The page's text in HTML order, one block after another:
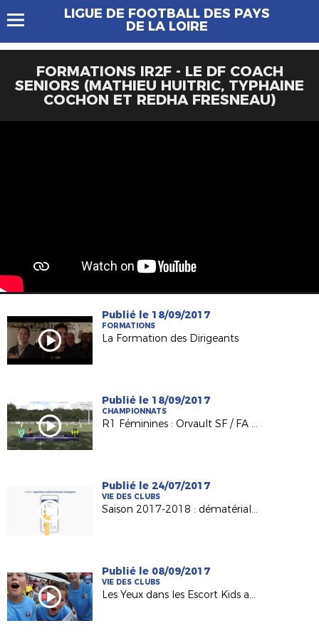
LIGUE DE FOOTBALL DES PAYS
DE LA LOIRE
FORMATIONS IR2F - LE DF COACH
SENIORS (MATHIEU HUITRIC, TYPHAINE
COCHON ET REDHA FRESNEAU)
Publié le 18/09/2017
FORMATIONS
La Formation des Dirigeants
Publié le 18/09/2017
CHAMPIONNATS
R1 Féminines : Orvault SF / FA Laval (2-0)
Publié le 24/07/2017
VIE DES CLUBS
Saison 2017-2018 : dématérialisation du support de licence
Publié le 08/09/2017
VIE DES CLUBS
Les Yeux dans les Escort Kids au MMArena du Mans